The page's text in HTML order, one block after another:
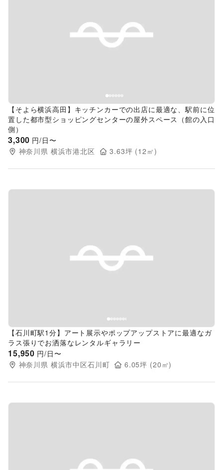
Previous slide
【そよら横浜高田】キッチンカーでの出店に最適な、駅前に位
置した都市型ショッピングセンターの屋外スペース（館の入口
側）
3,300 円/日〜
神奈川県 横浜市港北区 3.63坪 (12 ㎡)
Previous slide
【石川町駅1分】アート展示やポップアップストアに最適なガ
ラス張りでお洒落なレンタルギャラリー
15,950 円/日〜
神奈川県 横浜市中区石川町 6.05坪 (20 ㎡)